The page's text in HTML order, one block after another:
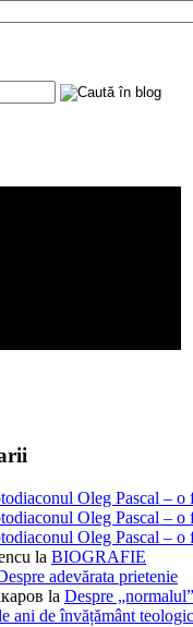
Oleg Pascal –
Oleg Pascal –
Oleg Pascal –
la BIOGRAFIE
adevărata prietenie
la Despre
ani de învățământ